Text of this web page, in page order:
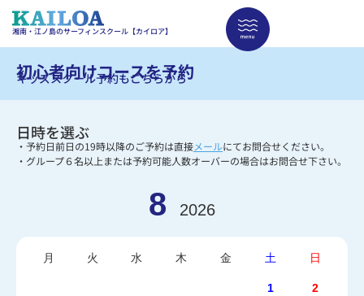
湘南・江ノ島のサーフィンスクール【カイロア】
初心者向けコースを予約
キッズスクール予約もこちらから
日時を選ぶ
・予約日前日の19時以降のご予約は直接メールにてお問合せください。
・グループ６名以上または予約可能人数オーバーの場合はお問合せ下さい。
8 2026
月 火 水 木 金 土 日
1 2